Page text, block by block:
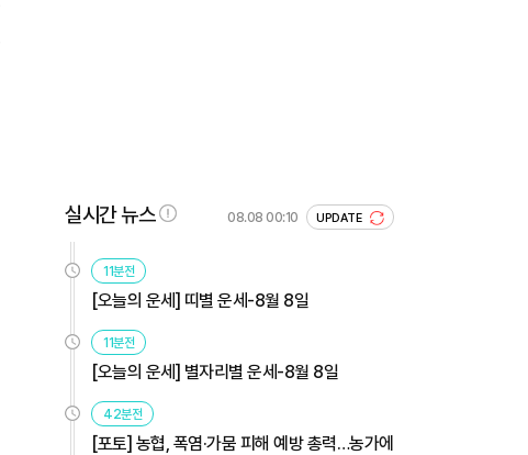
실시간 뉴스 08.08 00:10 UPDATE
11분전
[오늘의 운세] 띠별 운세-8월 8일
11분전
[오늘의 운세] 별자리별 운세-8월 8일
42분전
[포토] 농협, 폭염·가뭄 피해 예방 총력…농가에